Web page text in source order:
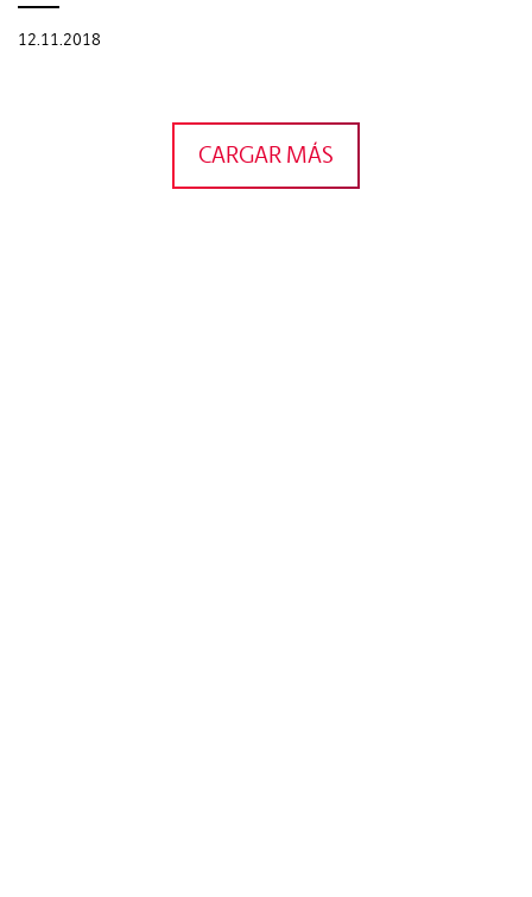
12.11.2018
CARGAR MÁS